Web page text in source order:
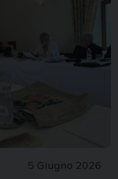
5 Giugno 2026